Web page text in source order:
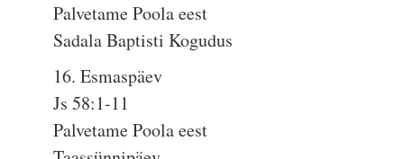
Palvetame Poola eest
Sadala Baptisti Kogudus
16. Esmaspäev
Js 58:1-11
Palvetame Poola eest